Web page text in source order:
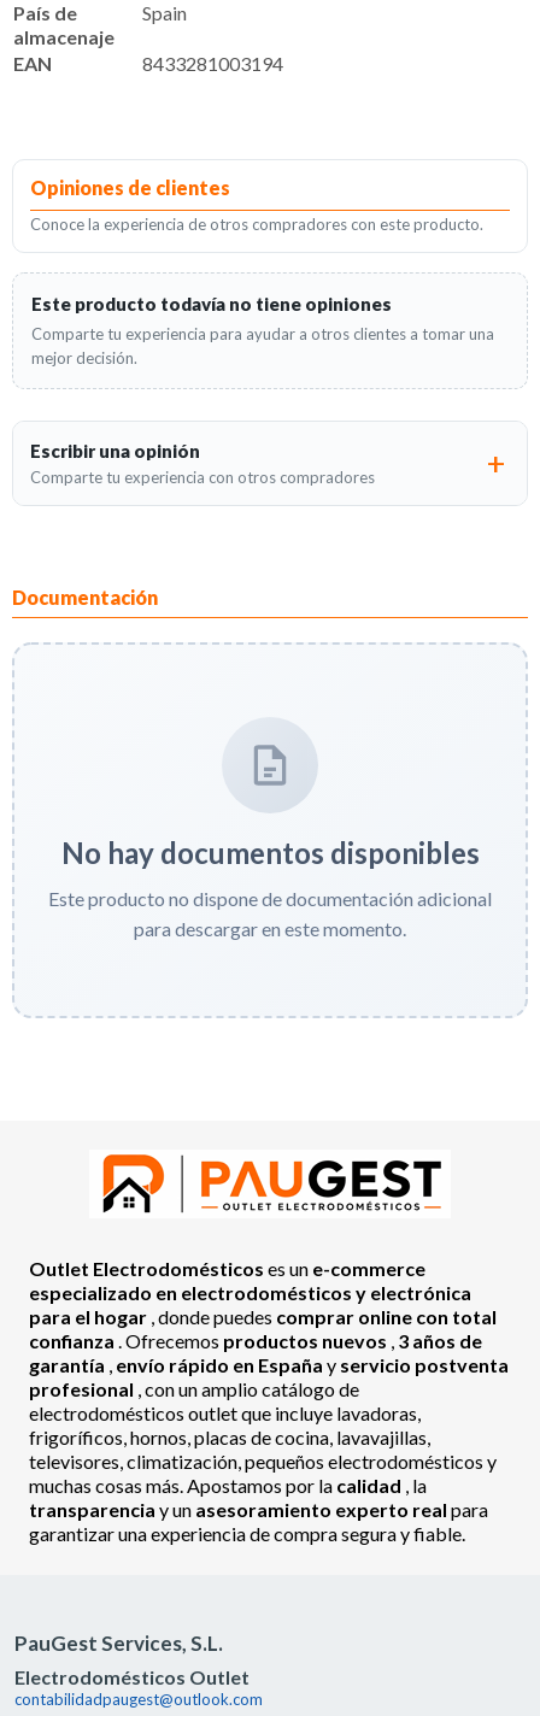
País de
almacenaje
Spain
EAN 8433281003194
Opiniones de clientes
Conoce la experiencia de otros compradores con este producto.
Este producto todavía no tiene opiniones
Comparte tu experiencia para ayudar a otros clientes a tomar una
mejor decisión.
Escribir una opinión
Comparte tu experiencia con otros compradores
Documentación
No hay documentos disponibles
Este producto no dispone de documentación adicional
para descargar en este momento.
Outlet Electrodomésticos es un e-commerce
especializado en electrodomésticos y electrónica
para el hogar , donde puedes comprar online con total
confianza . Ofrecemos productos nuevos , 3 años de
garantía , envío rápido en España y servicio postventa
profesional , con un amplio catálogo de
electrodomésticos outlet que incluye lavadoras,
frigoríficos, hornos, placas de cocina, lavavajillas,
televisores, climatización, pequeños electrodomésticos y
muchas cosas más. Apostamos por la calidad , la
transparencia y un asesoramiento experto real para
garantizar una experiencia de compra segura y fiable.
PauGest Services, S.L.
Electrodomésticos Outlet
contabilidadpaugest@outlook.com